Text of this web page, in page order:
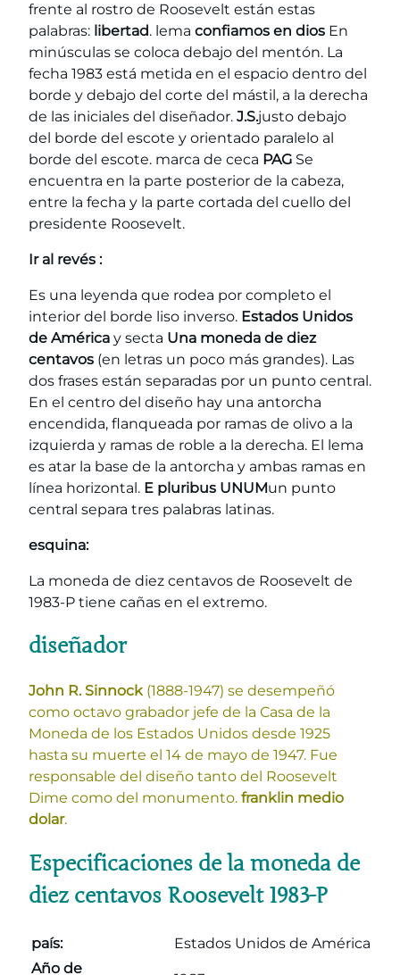
frente al rostro de Roosevelt están estas
palabras: libertad. lema confiamos en dios En
minúsculas se coloca debajo del mentón. La
fecha 1983 está metida en el espacio dentro del
borde y debajo del corte del mástil, a la derecha
de las iniciales del diseñador. J.S.justo debajo
del borde del escote y orientado paralelo al
borde del escote. marca de ceca PAG Se
encuentra en la parte posterior de la cabeza,
entre la fecha y la parte cortada del cuello del
presidente Roosevelt.
Ir al revés :
Es una leyenda que rodea por completo el
interior del borde liso inverso. Estados Unidos
de América y secta Una moneda de diez
centavos (en letras un poco más grandes). Las
dos frases están separadas por un punto central.
En el centro del diseño hay una antorcha
encendida, flanqueada por ramas de olivo a la
izquierda y ramas de roble a la derecha. El lema
es atar la base de la antorcha y ambas ramas en
línea horizontal. E pluribus UNUMun punto
central separa tres palabras latinas.
esquina:
La moneda de diez centavos de Roosevelt de
1983-P tiene cañas en el extremo.
diseñador
John R. Sinnock(1888-1947) se desempeñó
como octavo grabador jefe de la Casa de la
Moneda de los Estados Unidos desde 1925
hasta su muerte el 14 de mayo de 1947. Fue
responsable del diseño tanto del Roosevelt
Dime como del monumento. franklin medio
dolar.
Especificaciones de la moneda de
diez centavos Roosevelt 1983-P
país:
Estados Unidos de América
Año de